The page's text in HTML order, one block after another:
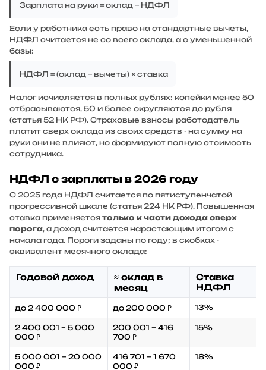
Зарплата на руки = оклад − НДФЛ
Если у работника есть право на стандартные вычеты,
НДФЛ считается не со всего оклада, а с уменьшенной
базы:
НДФЛ = (оклад − вычеты) × ставка
Налог исчисляется в полных рублях: копейки менее 50
отбрасываются, 50 и более округляются до рубля
(статья 52 НК РФ). Страховые взносы работодатель
платит сверх оклада из своих средств - на сумму на
руки они не влияют, но формируют полную стоимость
сотрудника.
НДФЛ с зарплаты в 2026 году
С 2025 года НДФЛ считается по пятиступенчатой
прогрессивной шкале (статья 224 НК РФ). Повышенная
ставка применяется только к части дохода сверх
порога, а доход считается нарастающим итогом с
начала года. Пороги заданы по году; в скобках -
эквивалент месячного оклада:
Годовой доход
≈ оклад в
месяц
Ставка
НДФЛ
до 2 400 000 ₽ до 200 000 ₽ 13%
2 400 001 – 5 000
000 ₽
200 001 – 416
700 ₽
15%
5 000 001 – 20 000
000 ₽
416 701 – 1 670
000 ₽
18%